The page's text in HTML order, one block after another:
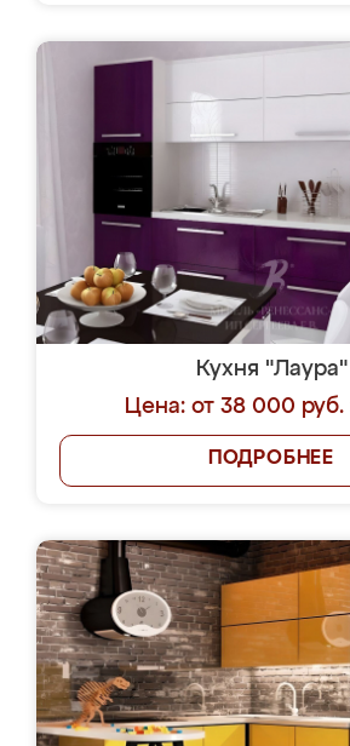
Кухня "Лаура"
Цена: от 38 000 руб.
ПОДРОБНЕЕ